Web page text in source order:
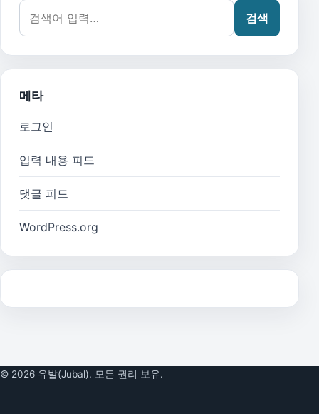
검색어:
검색
메타
로그인
입력 내용 피드
댓글 피드
WordPress.org
© 2026 유발(Jubal). 모든 권리 보유.